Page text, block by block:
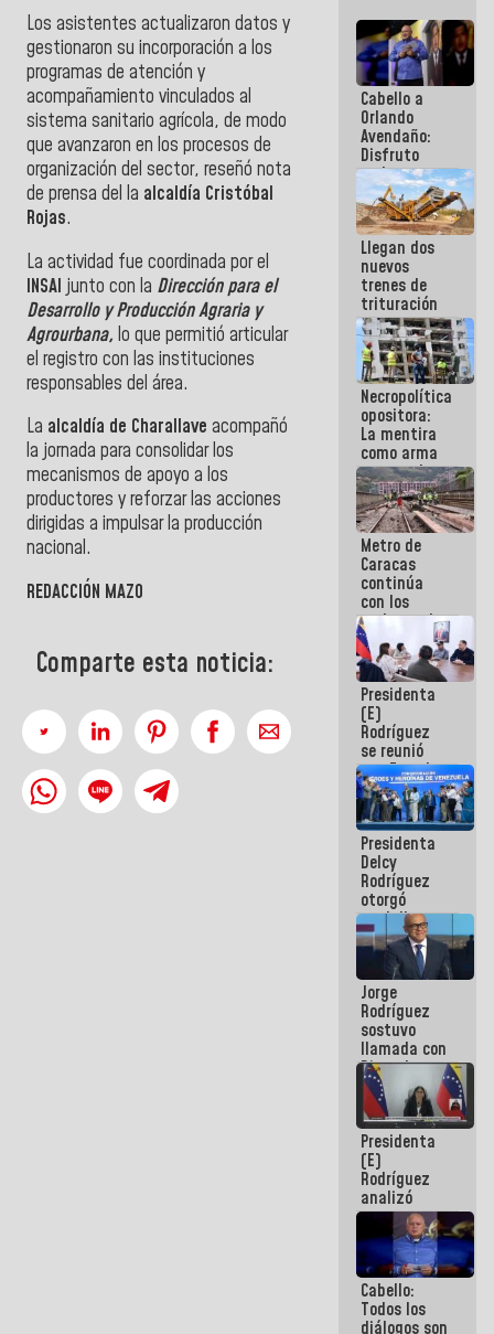
Los asistentes actualizaron datos y
gestionaron su incorporación a los
programas de atención y
acompañamiento vinculados al
sistema sanitario agrícola, de modo
que avanzaron en los procesos de
organización del sector, reseñó nota
de prensa del la alcaldía Cristóbal
Rojas.
La actividad fue coordinada por el
INSAI junto con la Dirección para el
Desarrollo y Producción Agraria y
Agrourbana, lo que permitió articular
el registro con las instituciones
responsables del área.
La alcaldía de Charallave acompañó
la jornada para consolidar los
mecanismos de apoyo a los
productores y reforzar las acciones
dirigidas a impulsar la producción
nacional.
REDACCIÓN MAZO
Comparte esta noticia:
Cabello a
Orlando
Avendaño:
Disfruto
cada vez
que escribes
porque lo
que haces
es
embarrarla
Llegan dos
nuevos
trenes de
trituración
para
optimizar
manejo de
escombros
en La Guaira
Necropolítica
opositora:
La mentira
como arma
contra el
Pueblo
Metro de
Caracas
continúa
con los
trabajos de
mantenimiento
e inspección
en la Línea 2
Presidenta
(E)
Rodríguez
se reunió
con Estado
Mayor
Eléctrico
para
abordar
planes de
acción
Presidenta
Delcy
Rodríguez
otorgó
medalla
"Héroe de
Venezuela"
a servidores
públicos
Jorge
Rodríguez
sostuvo
llamada con
Dinorah
Figuera y
acuerdan
primer
encuentro
presencial
para el
diálogo
Presidenta
(E)
Rodríguez
analizó
junto a
gobernadores
planes de
recuperación
del Sistema
Eléctrico
Cabello:
Todos los
diálogos son